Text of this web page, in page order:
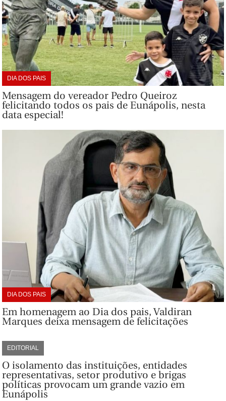
DIA DOS PAIS
Mensagem do vereador Pedro Queiroz
felicitando todos os pais de Eunápolis, nesta
data especial!
DIA DOS PAIS
Em homenagem ao Dia dos pais, Valdiran
Marques deixa mensagem de felicitações
EDITORIAL
O isolamento das instituições, entidades
representativas, setor produtivo e brigas
políticas provocam um grande vazio em
Eunápolis